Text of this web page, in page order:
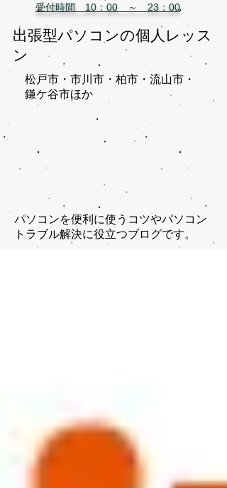
受付時間 10：00 ～ 23：00
出張型パソコンの個人レッス
ン
松戸市・市川市・柏市・流山市・
鎌ケ谷市ほか​
パソコンを便利に使うコツやパソコン
トラブル解決に役立つブログです。